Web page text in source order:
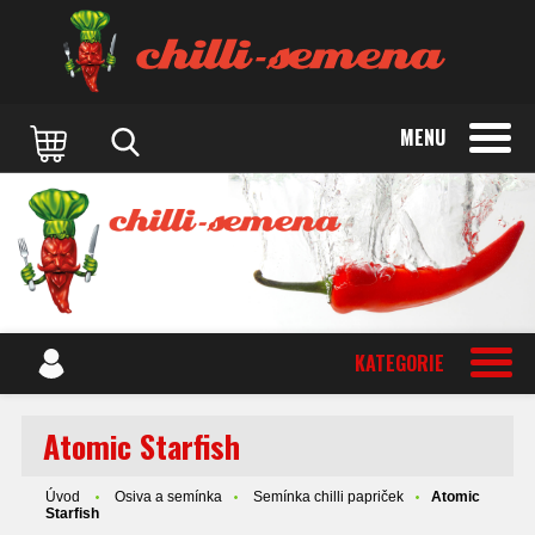
MENU
KATEGORIE
Atomic Starfish
Úvod Osiva a semínka Semínka chilli papriček
Atomic
Starfish